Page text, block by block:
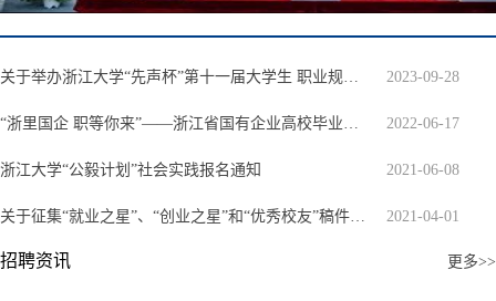
关于举办浙江大学“先声杯”第十一届大学生职业规划大赛的通知 2023-09-28
“浙里国企职等你来”——浙江省国有企业高校毕业生浙江大学专场招聘会欢迎您！ 2022-06-17
浙江大学“公毅计划”社会实践报名通知 2021-06-08
关于征集“就业之星”、“创业之星”和“优秀校友”稿件的通知 2021-04-01
招聘资讯 更多>>